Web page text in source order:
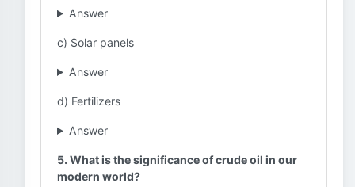
Answer
c) Solar panels
Answer
d) Fertilizers
Answer
5. What is the significance of crude oil in our
modern world?